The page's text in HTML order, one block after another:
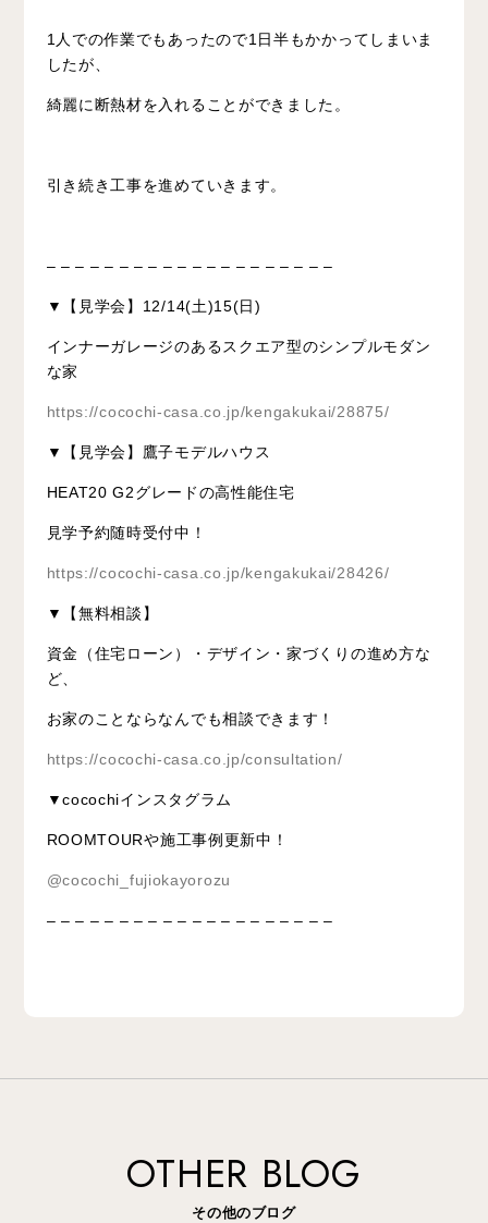
1人での作業でもあったので1日半もかかってしまいま
したが、
綺麗に断熱材を入れることができました。
引き続き工事を進めていきます。
– – – – – – – – – – – – – – – – – – – –
▼【見学会】12/14(土)15(日)
インナーガレージのあるスクエア型のシンプルモダン
な家
https://cocochi-casa.co.jp/kengakukai/28875/
▼【見学会】鷹子モデルハウス
HEAT20 G2グレードの高性能住宅
見学予約随時受付中！
https://cocochi-casa.co.jp/kengakukai/28426/
▼【無料相談】
資金（住宅ローン）・デザイン・家づくりの進め方な
ど、
お家のことならなんでも相談できます！
https://cocochi-casa.co.jp/consultation/
▼cocochiインスタグラム
ROOMTOURや施工事例更新中！
@cocochi_fujiokayorozu
– – – – – – – – – – – – – – – – – – – –
OTHER BLOG
その他のブログ